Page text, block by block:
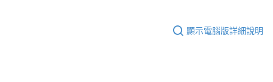
顯示電腦版詳細說明